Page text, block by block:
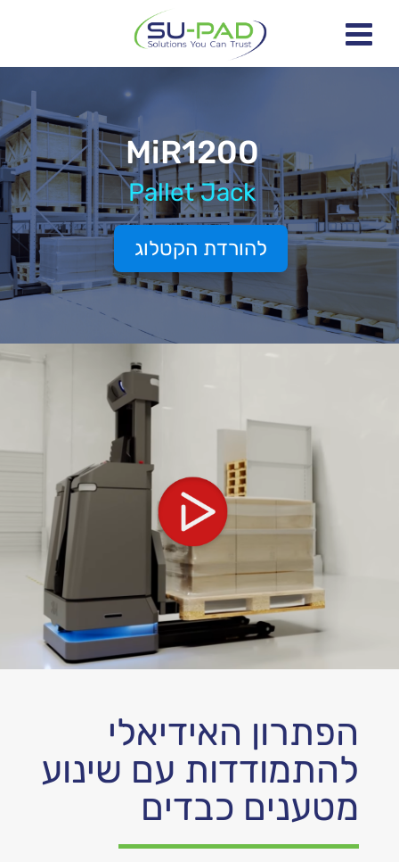
MiR1200
Pallet Jack
להורדת הקטלוג
not supported or source(s) not found
הורד קובץ: https://www.youtube.com/watch?v=0eXjZtV5bQE&t=25s
הפתרון האידיאלי
להתמודדות עם שינוע
מטענים כבדים